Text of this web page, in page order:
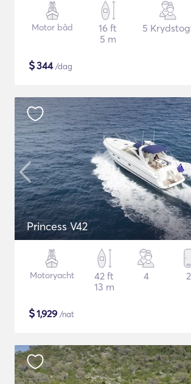
Motor båd
16 ft
5 m
5
$344/dag
Princess V42
Motoryacht
42 ft
13 m
4 2
$1,929 /nat